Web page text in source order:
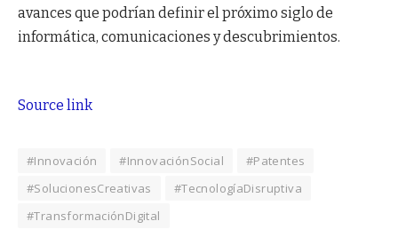
avances que podrían definir el próximo siglo de
informática, comunicaciones y descubrimientos.
Source link
#Innovación #InnovaciónSocial
#Patentes
#SolucionesCreativas
#TecnologíaDisruptiva
#TransformaciónDigital